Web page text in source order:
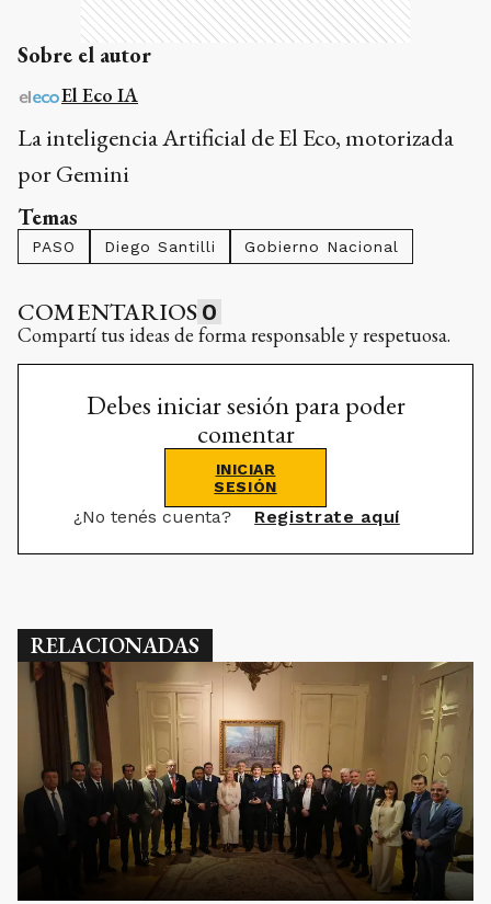
Sobre el autor
El Eco IA
La inteligencia Artificial de El Eco, motorizada
por Gemini
Temas
PASO Diego Santilli Gobierno Nacional
COMENTARIOS 0
Compartí tus ideas de forma responsable y respetuosa.
Debes iniciar sesión para poder
comentar
INICIAR
SESIÓN
¿No tenés cuenta? Registrate aquí
RELACIONADAS